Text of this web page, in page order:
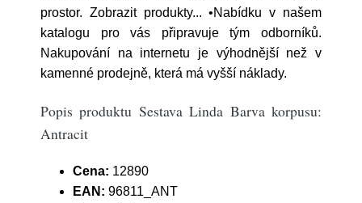
prostor. Zobrazit produkty... •Nabídku v našem
katalogu pro vás připravuje tým odborníků.
Nakupování na internetu je výhodnější než v
kamenné prodejně, která má vyšší náklady.
Popis produktu Sestava Linda Barva korpusu:
Antracit
Cena: 12890
EAN: 96811_ANT